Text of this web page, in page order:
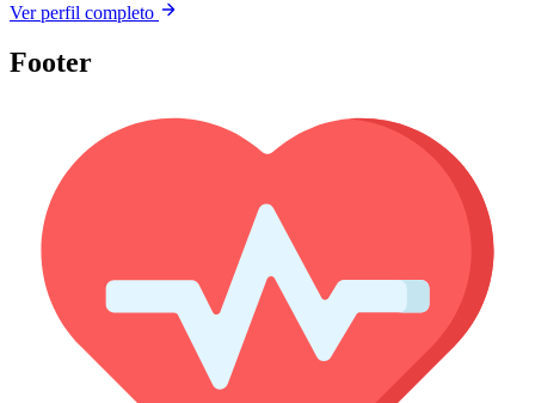
Ver perfil completo
Footer